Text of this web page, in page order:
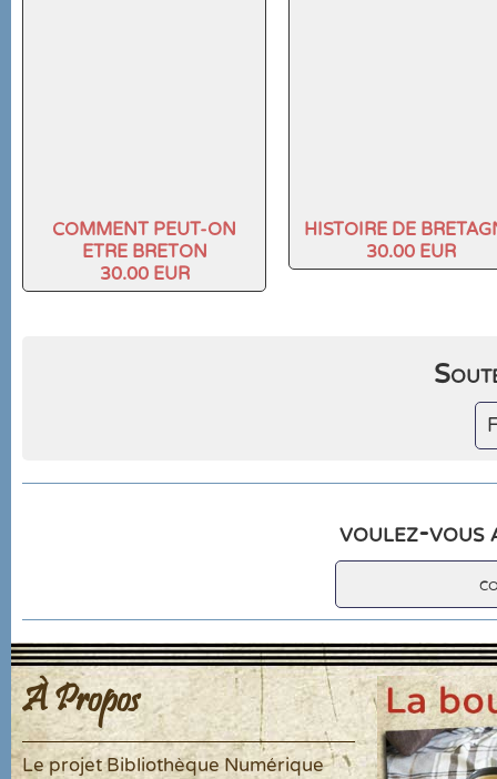
COMMENT PEUT-ON
ETRE BRETON
30.00 EUR
HISTOIRE DE
30.00 EUR
voulez-vous
À Propos
Le projet Bibliothèque Numérique